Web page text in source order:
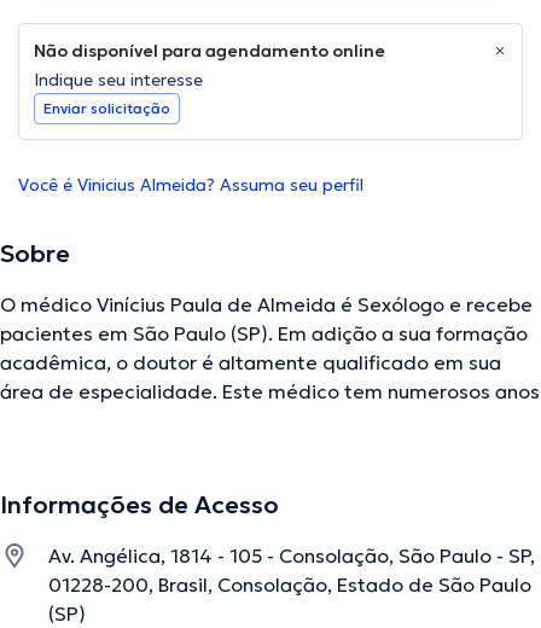
Não disponível para agendamento online
Indique seu interesse
Enviar solicitação
Você é Vinicius Almeida? Assuma seu perfil
Sobre
O médico Vinícius Paula de Almeida é Sexólogo e recebe
pacientes em São Paulo (SP). Em adição a sua formação
acadêmica, o doutor é altamente qualificado em sua
área de especialidade. Este médico tem numerosos anos
participação em múltiplas conferências com o objetivo
especialização e já difundiu relevantes artigos.
Informações de Acesso
Av. Angélica, 1814 - 105 - Consolação, São Paulo - SP,
01228-200, Brasil, Consolação, Estado de São Paulo
(SP)